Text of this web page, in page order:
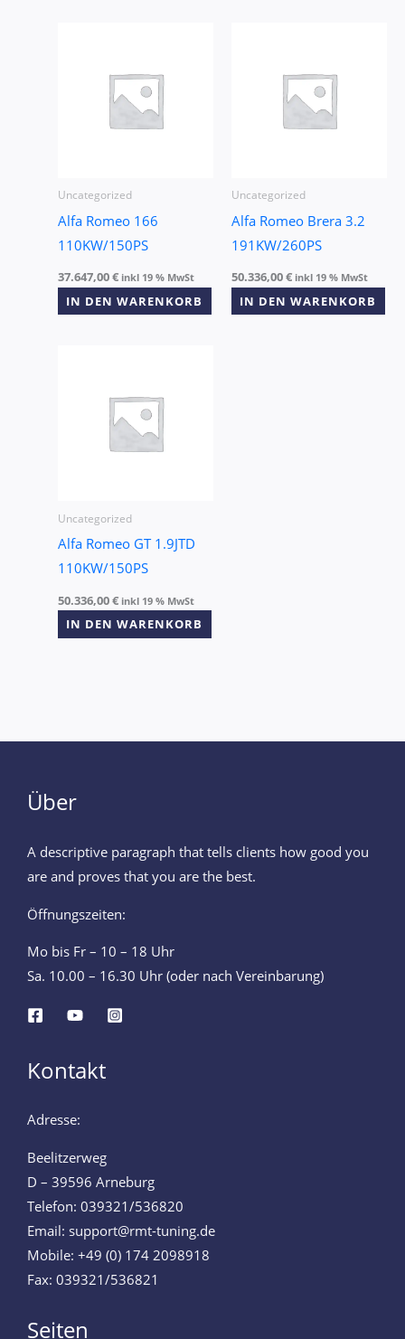
Uncategorized
Alfa Romeo 166
110KW/150PS
37.647,00€ inkl 19 % MwSt
IN DEN WARENKORB
Uncategorized
Alfa Romeo Brera 3.2
191KW/260PS
50.336,00€ inkl 19 % MwSt
IN DEN WARENKORB
Uncategorized
Alfa Romeo GT 1.9JTD
110KW/150PS
50.336,00€ inkl 19 % MwSt
IN DEN WARENKORB
Über
A descriptive paragraph that tells clients how good you
are and proves that you are the best.
Öffnungszeiten:
Mo bis Fr – 10 – 18 Uhr
Sa. 10.00 – 16.30 Uhr (oder nach Vereinbarung)
Kontakt
Adresse:
Beelitzerweg
D – 39596 Arneburg
Telefon: 039321/536820
Email: support@rmt-tuning.de
Mobile: +49 (0) 174 2098918
Fax: 039321/536821
Seiten